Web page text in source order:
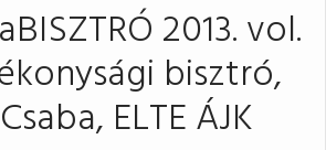
2013. vol.
bisztró,
ELTE ÁJK